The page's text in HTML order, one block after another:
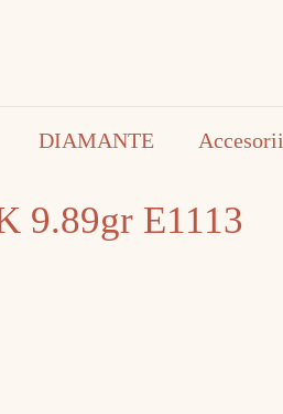
DIAMANTE Accesorii
9.89gr E1113